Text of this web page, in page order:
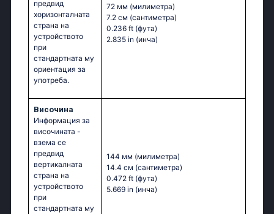
предвид
хоризонталната
страна на
устройството
при
стандартната му
ориентация за
употреба.
72 мм (милиметра)
7.2 см (сантиметра)
0.236 ft (фута)
2.835 in (инча)
Височина
Информация за
височината -
взема се
предвид
вертикалната
страна на
устройството
при
стандартната му
144 мм (милиметра)
14.4 см (сантиметра)
0.472 ft (фута)
5.669 in (инча)